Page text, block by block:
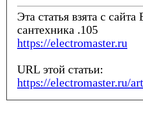
Эта статья взята с
сантехника .105
https://electromaster.ru
URL этой статьи:
https://electromaster.ru/